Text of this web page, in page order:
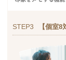
STEP3 【個室